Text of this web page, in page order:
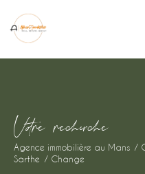
Vore recece
Agence immobilière au Mans
Sarthe
Change
Effectuer une
et trouver le bien
critères